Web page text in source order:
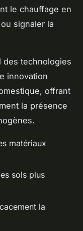
le chauffage en
signaler la
des technologies
innovation
offrant
la présence
matériaux
sols plus
la